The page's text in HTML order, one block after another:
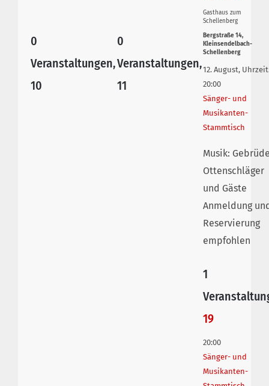
0
Veranstaltungen,
10
0
Veranstaltungen,
11
Gasthaus zum
Schellenberg
Bergstraße 14,
Kleinsendelbach-
Schellenberg
12. August,
20:00
Sänger- und
Musikanten-
Stammtisch
Musik:
Ottenschläger
und Gäste
Anmeldung
Reservierung
empfohlen
1
19
20:00
Sänger- und
Musikanten-